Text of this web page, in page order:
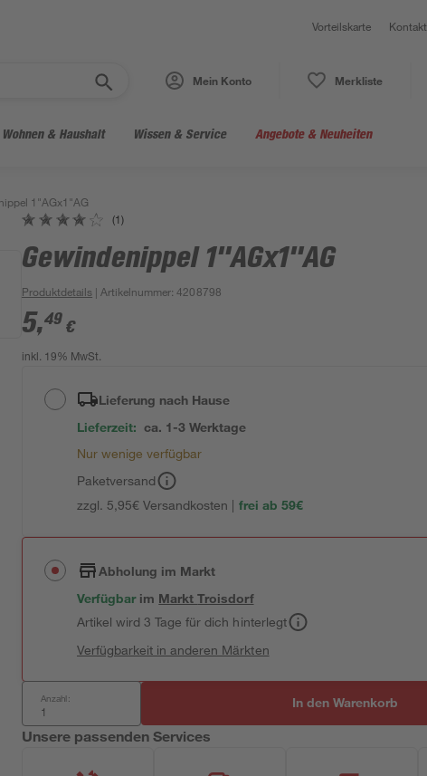
Vorteilskarte Kontakt
Mein Konto Merkliste
Wohnen & Haushalt Wissen & Service Angebote & Neuheiten
1"AGx1"AG
(1)
Gewindenippel 1"AGx1"AG
Produktdetails | Artikelnummer:4208798
5,49 €
inkl. 19% MwSt.
Lieferung nach Hause
Lieferzeit: ca. 1-3 Werktage
Nur wenige verfügbar
Paketversand
zzgl. 5,95€ Versandkosten | frei ab 59€
Abholung im Markt
Verfügbar im MarktTroisdorf
Artikel wird 3 Tage für dich hinterlegt
Verfügbarkeit in anderen Märkten
Anzahl: In den Warenkorb
Unsere passenden Services